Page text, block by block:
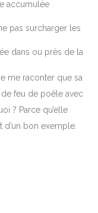
accumulée
pas surcharger les
dans ou près de la
me raconter que sa
feu de poêle avec
? Parce qu’elle
d’un bon exemple.